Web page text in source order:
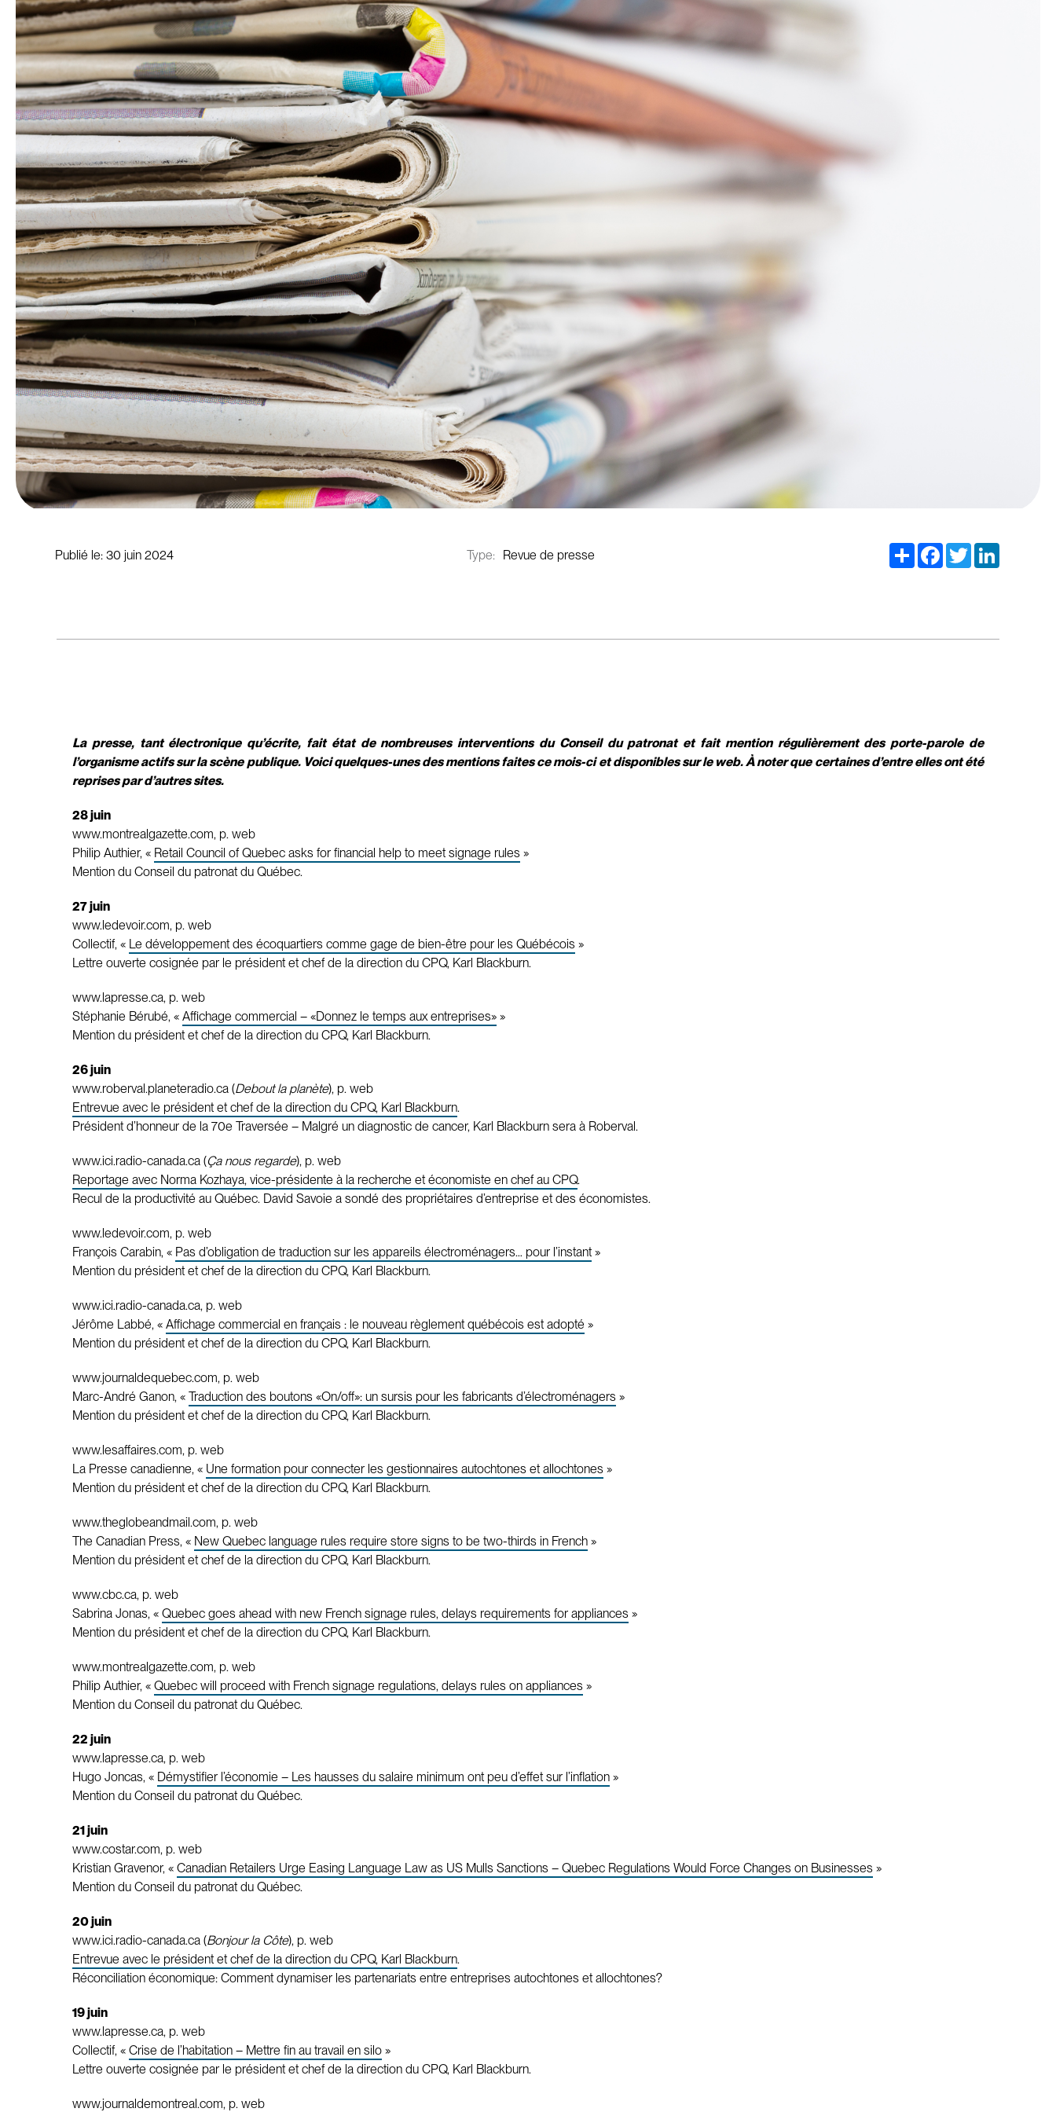
Publié le: 30 juin 2024 Type: Revue de presse Share Facebook
Twitter
La presse, tant électronique qu’écrite, fait état de nombreuses interventions du Conseil du patronat et fait mention régulièrement des porte-parole de
l’organisme actifs sur la scène publique. Voici quelques-unes des mentions faites ce mois-ci et disponibles sur le web. À noter que certaines d’entre elles ont été
reprises par d’autres sites.
28 juin
www.montrealgazette.com, p. web
Philip Authier, « Retail Council of Quebec asks for financial help to meet signage rules »
Mention du Conseil du patronat du Québec.
27 juin
www.ledevoir.com, p. web
Collectif, « Le développement des écoquartiers comme gage de bien-être pour les Québécois »
Lettre ouverte cosignée par le président et chef de la direction du CPQ, Karl Blackburn.
www.lapresse.ca, p. web
Stéphanie Bérubé, « Affichage commercial – «Donnez le temps aux entreprises» »
Mention du président et chef de la direction du CPQ, Karl Blackburn.
26 juin
www.roberval.planeteradio.ca (Debout la planète), p. web
Entrevue avec le président et chef de la direction du CPQ, Karl Blackburn.
Président d’honneur de la 70e Traversée – Malgré un diagnostic de cancer, Karl Blackburn sera à Roberval.
www.ici.radio-canada.ca (Ça nous regarde), p. web
Reportage avec Norma Kozhaya, vice-présidente à la recherche et économiste en chef au CPQ.
Recul de la productivité au Québec. David Savoie a sondé des propriétaires d’entreprise et des économistes.
www.ledevoir.com, p. web
François Carabin, « Pas d’obligation de traduction sur les appareils électroménagers… pour l’instant »
Mention du président et chef de la direction du CPQ, Karl Blackburn.
www.ici.radio-canada.ca, p. web
Jérôme Labbé, « Affichage commercial en français : le nouveau règlement québécois est adopté »
Mention du président et chef de la direction du CPQ, Karl Blackburn.
www.journaldequebec.com, p. web
Marc-André Ganon, « Traduction des boutons «On/off»: un sursis pour les fabricants d’électroménagers »
Mention du président et chef de la direction du CPQ, Karl Blackburn.
www.lesaffaires.com, p. web
La Presse canadienne, « Une formation pour connecter les gestionnaires autochtones et allochtones »
Mention du président et chef de la direction du CPQ, Karl Blackburn.
www.theglobeandmail.com, p. web
The Canadian Press, « New Quebec language rules require store signs to be two-thirds in French »
Mention du président et chef de la direction du CPQ, Karl Blackburn.
www.cbc.ca, p. web
Sabrina Jonas, « Quebec goes ahead with new French signage rules, delays requirements for appliances »
Mention du président et chef de la direction du CPQ, Karl Blackburn.
www.montrealgazette.com, p. web
Philip Authier, « Quebec will proceed with French signage regulations, delays rules on appliances »
Mention du Conseil du patronat du Québec.
22 juin
www.lapresse.ca, p. web
Hugo Joncas, « Démystifier l’économie – Les hausses du salaire minimum ont peu d’effet sur l’inflation »
Mention du Conseil du patronat du Québec.
21 juin
www.costar.com, p. web
Kristian Gravenor, « Canadian Retailers Urge Easing Language Law as US Mulls Sanctions – Quebec Regulations Would Force Changes on Businesses »
Mention du Conseil du patronat du Québec.
20 juin
www.ici.radio-canada.ca (Bonjour la Côte), p. web
Entrevue avec le président et chef de la direction du CPQ, Karl Blackburn.
Réconciliation économique: Comment dynamiser les partenariats entre entreprises autochtones et allochtones?
19 juin
www.lapresse.ca, p. web
Collectif, « Crise de l’habitation – Mettre fin au travail en silo »
Lettre ouverte cosignée par le président et chef de la direction du CPQ, Karl Blackburn.
www.journaldemontreal.com, p. web